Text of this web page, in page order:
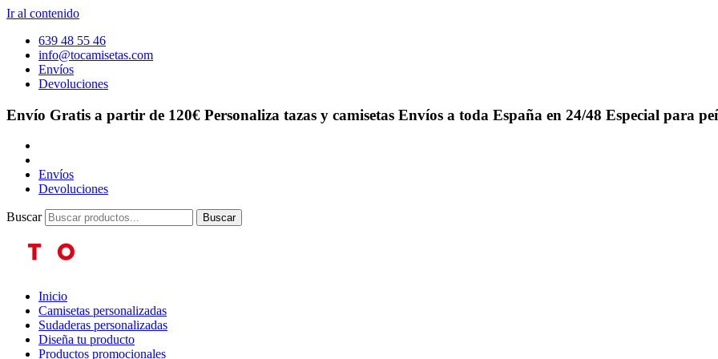
Ir al contenido
639 48 55 46
info@tocamisetas.com
Envíos
Devoluciones
Envío Gratis a partir de 120€ Personaliza tazas y camisetas Envíos a toda España en 24/48 Especial para
Envíos
Devoluciones
Buscar Buscar
Inicio
Camisetas personalizadas
Sudaderas personalizadas
Diseña tu producto
Productos promocionales